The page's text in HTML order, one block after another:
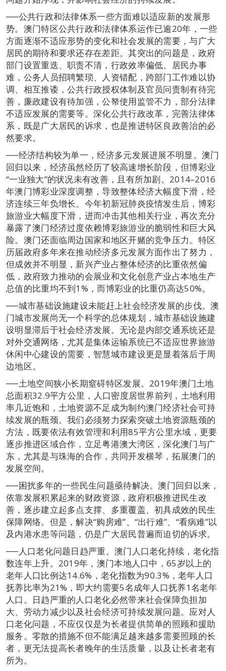
──公共行政和法律体系一些方面难以适应新的发展形
势。澳门特区公共行政和法律体系运作已逾20年，一些
方面逐渐不适应形势的变化和社会发展的需要，与广大
居民的期待和要求还存在差距。其突出的问题是，政府
部门设置重迭、职责不清，行政效率偏低、居民办事
难，公务人员招聘繁琐、人资错配，跨部门工作难以协
调、相互推诿，公共行政授权体制及官员问责制有待完
善，廉政建设有待加强，公帑使用监管不力，部分法律
不适应发展的需要等。深化公共行政改革，完善法律体
系，既是广大居民的诉求，也是推进特区良政善治的必
然要求。
──经济结构较为单一，经济多元发展进展不明显。澳门
回归以来，经济虽然经历了较高速增长阶段，但博彩业
“一业独大”的状况未有改善，且有所加剧。2014–2016
年澳门博彩业深度调整，导致整体经济大幅度下滑，经
济连续三年负增长。今年初新冠肺炎疫情发生后，博彩
旅游业大幅度下滑，进而冲击其他相关行业，再次充分
暴露了澳门经济过度依赖博彩旅游业的脆弱性和巨大风
险。澳门还面临周边国家和地区开赌的竞争压力。特区
历届政府多年来在推动经济多元发展方面作出了努力，
但成效并不明显，新兴产业占整体经济的比重依然偏
低，政府致力推动的会展业和文化创意产业占本地生产
总值的比重均不到1%，而博彩业的比重仍高达50%。
──城市基础设施建设未能赶上社会经济发展的步伐。澳
门城市发展尚无一个科学的总体规划，城市基础设施建
设明显滞后于社会经济发展。无论是内部交通系统还是
对外交通网络，尤其是集体运输系统已不适应世界旅游
休闲中心建设的需要，智慧城市建设更是显着落后于周
边地区。
──土地空间狭小长期窒碍特区发展。2019年澳门土地
总面积32.9平方公里，人口密度居世界前列，土地利用
率几近饱和，土地资源不足成为制约澳门经济社会可持
续发展的瓶颈。我们必须努力探索突破土地资源瓶颈的
方法，既要依法有效管理和利用85平方公里水域，更要
逐步推进区域合作，立足粤港澳大湾区，深化澳门与广
东，尤其是与珠海的合作，共同开发横琴，拓展澳门的
发展空间。
──困扰多年的一些民生问题亟待解决。澳门回归以来，
依靠发展积累起来的财政资源，政府积极推进民生改
善，逐步建立起多点支撑、多重覆盖、初具成效的民生
保障网络。但是，解决“购房难”、“出行难”、“看病难”以
及内港水患等问题，仍是广大居民普遍而迫切的诉求。
──人口老化问题日趋严重。澳门人口老化持续，老化指
数连年上升。2019年，澳门本地人口中，65岁以上的
老年人口比例达14.6%，老化指数为90.3%，老年人口
抚养比率为21%，即大约需要5名成年人口抚养1名老年
人口。日趋严重的人口老化必然带来社会保障负担加
大、劳动力减少以及社会经济可持续发展问题。应对人
口老化问题，不应仅仅是为长者提供简单的照顾和援助
服务。零散的措施不但不能满足越来越多需要照顾的长
者，更无法提高长者晚年的生活质量，以及让长者老有
所为。